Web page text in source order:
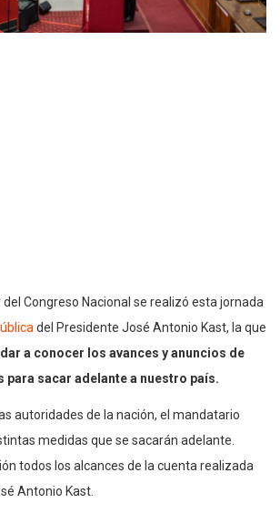
del Congreso Nacional se realizó esta jornada
del Presidente José Antonio Kast, la que
dar a conocer los avances y anuncios de
para sacar adelante a nuestro país.
autoridades de la nación, el mandatario
medidas que se sacarán adelante.
todos los alcances de la cuenta realizada
Antonio Kast.